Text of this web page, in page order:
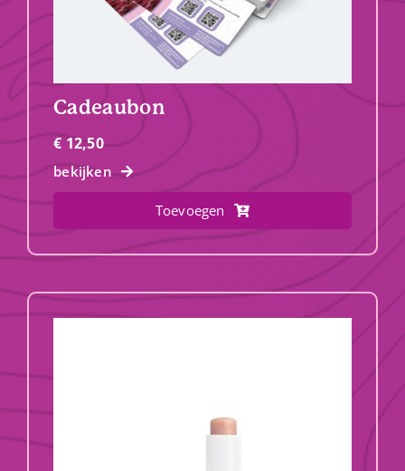
Cadeaubon
€ 12,50
bekijken
Toevoegen